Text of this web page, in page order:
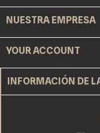
NUESTRA EMPRESA
YOUR ACCOUNT
INFORMACIÓN DE